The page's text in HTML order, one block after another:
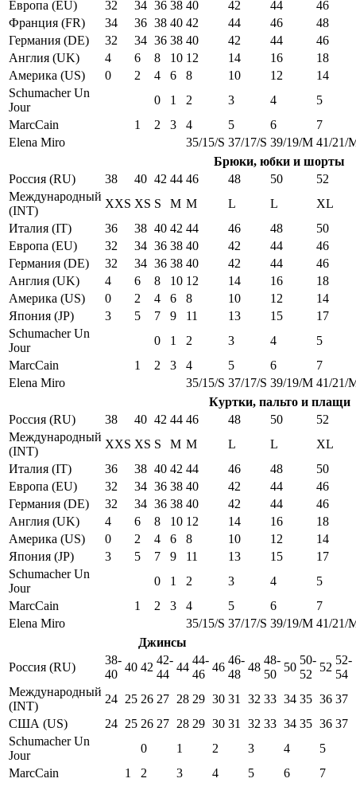
Европа (EU)
32 34 36 38 40 42 44
46
Франция (FR)
34 36 38 40 42 44 46
48
Германия (DE)
32 34 36 38 40 42 44
46
Англия (UK)
4 6 8 10 12 14 16
18
Америка (US)
0 2 4 6 8 10 12
14
Schumacher Un
Jour
0 1 2 3 4
5
MarcCain
1 2 3 4 5 6
7
Elena Miro
35/15/S 37/17/S 39/19/M 41/21/
Брюки, юбки и шорты
Россия (RU)
38 40 42 44 46 48 50
52
Международный
(INT)
XXS XS S M M L L
XL
Италия (IT)
36 38 40 42 44 46 48
50
Европа (EU)
32 34 36 38 40 42 44
46
Германия (DE)
32 34 36 38 40 42 44
46
Англия (UK)
4 6 8 10 12 14 16
18
Америка (US)
0 2 4 6 8 10 12
14
Япония (JP)
3 5 7 9 11 13 15
17
Schumacher Un
Jour
0 1 2 3 4
5
MarcCain
1 2 3 4 5 6
7
Elena Miro
35/15/S 37/17/S 39/19/M 41/21/
Куртки, пальто и плащи
Россия (RU)
38 40 42 44 46 48 50
52
Международный
(INT)
XXS XS S M M L L
XL
Италия (IT)
36 38 40 42 44 46 48
50
Европа (EU)
32 34 36 38 40 42 44
46
Германия (DE)
32 34 36 38 40 42 44
46
Англия (UK)
4 6 8 10 12 14 16
18
Америка (US)
0 2 4 6 8 10 12
14
Япония (JP)
3 5 7 9 11 13 15
17
Schumacher Un
Jour
0 1 2 3 4
5
MarcCain
1 2 3 4 5 6
7
Elena Miro
35/15/S 37/17/S 39/19/M 41/21/
Джинсы
Россия (RU)
38-
40
40 42
42-
44
44
44-
46
46
46-
48
48
48-
50
50
50-
52
52
52-
54
Международный
(INT)
24 25 26 27 28 29 30 31 32 33 34 35 36 37
США (US)
24 25 26 27 28 29 30 31 32 33 34 35 36 37
Schumacher Un
Jour
0 1 2 3 4
5
MarcCain
1 2 3 4 5 6 7